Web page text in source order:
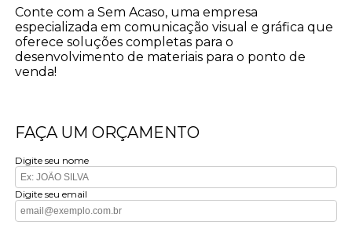
Conte com a Sem Acaso, uma empresa
especializada em comunicação visual e gráfica que
oferece soluções completas para o
desenvolvimento de materiais para o ponto de
venda!
FAÇA UM ORÇAMENTO
Digite seu nome
Digite seu email